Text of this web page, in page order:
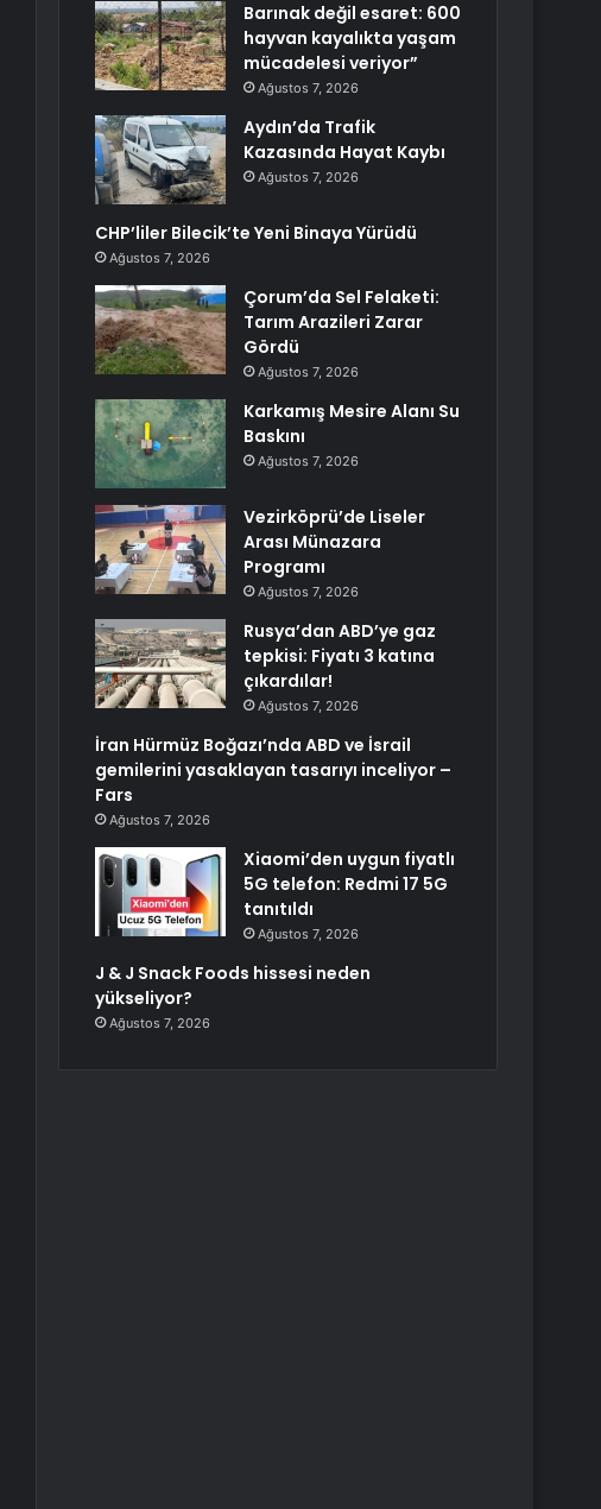
Barınak değil esaret: 600
hayvan kayalıkta yaşam
mücadelesi veriyor”
Ağustos 7, 2026
Aydın’da Trafik
Kazasında Hayat Kaybı
Ağustos 7, 2026
CHP’liler Bilecik’te Yeni Binaya Yürüdü
Ağustos 7, 2026
Çorum’da Sel Felaketi:
Tarım Arazileri Zarar
Gördü
Ağustos 7, 2026
Karkamış Mesire Alanı Su
Baskını
Ağustos 7, 2026
Vezirköprü’de Liseler
Arası Münazara
Programı
Ağustos 7, 2026
Rusya’dan ABD’ye gaz
tepkisi: Fiyatı 3 katına
çıkardılar!
Ağustos 7, 2026
İran Hürmüz Boğazı’nda ABD ve İsrail
gemilerini yasaklayan tasarıyı inceliyor –
Fars
Ağustos 7, 2026
Xiaomi’den uygun fiyatlı
5G telefon: Redmi 17 5G
tanıtıldı
Ağustos 7, 2026
J & J Snack Foods hissesi neden
yükseliyor?
Ağustos 7, 2026